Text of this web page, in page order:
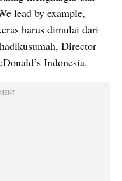
lead by example,
harus dimulai dari
Director
Indonesia.